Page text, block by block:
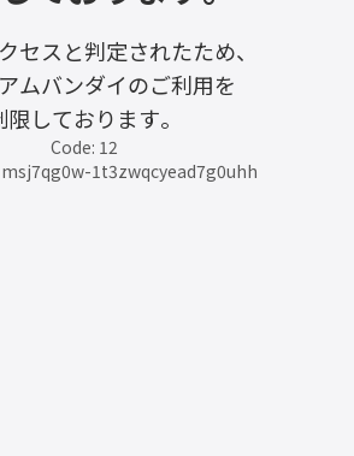
セスと判定されたため、
ムバンダイのご利用を
限しております。
Code: 12
msj7qg0w-1t3zwqcyead7g0uhh